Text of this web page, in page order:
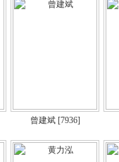
曾建斌[7936]